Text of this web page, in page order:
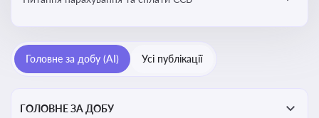
Головне за добу (AI) Усі публікації
ГОЛОВНЕ ЗА ДОБУ